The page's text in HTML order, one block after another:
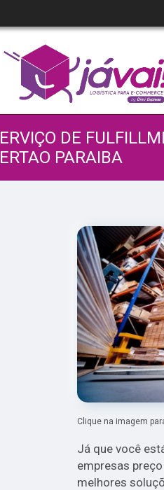
DE
PARAIBA
Clique na imagem
Já que você
empresas
melhores